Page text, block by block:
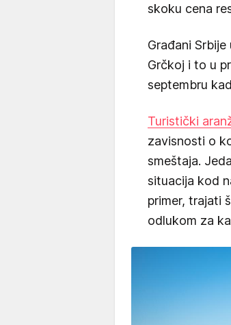
skoku cena
Građani
Grčkoj i to u
septembru
Turistički
zavisnosti o
smeštaja.
situacija kod
primer, trajati
odlukom za